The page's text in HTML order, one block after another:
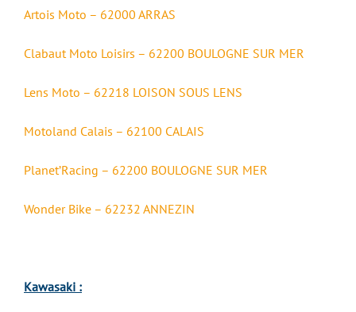
Artois Moto – 62000 ARRAS
Clabaut Moto Loisirs – 62200 BOULOGNE SUR MER
Lens Moto – 62218 LOISON SOUS LENS
Motoland Calais – 62100 CALAIS
Planet’Racing – 62200 BOULOGNE SUR MER
Wonder Bike – 62232 ANNEZIN
Kawasaki :